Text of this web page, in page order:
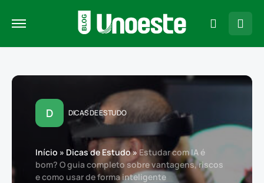
D DICAS DE ESTUDO
Início » Dicas de Estudo» Estudar com IA é
bom? O guia completo sobre vantagens, riscos
e como usar de forma inteligente